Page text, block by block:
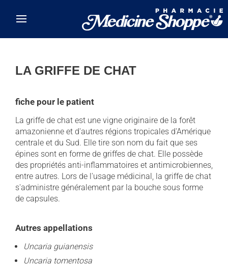
LA GRIFFE DE CHAT
fiche pour le patient
La griffe de chat est une vigne originaire de la forêt
amazonienne et d'autres régions tropicales d'Amérique
centrale et du Sud. Elle tire son nom du fait que ses
épines sont en forme de griffes de chat. Elle possède
des propriétés anti-inflammatoires et antimicrobiennes,
entre autres. Lors de l'usage médicinal, la griffe de chat
s'administre généralement par la bouche sous forme
de capsules.
Autres appellations
Uncaria guianensis
Uncaria tomentosa